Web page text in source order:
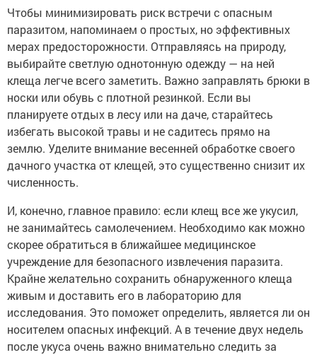
Чтобы минимизировать риск встречи с опасным
паразитом, напоминаем о простых, но эффективных
мерах предосторожности. Отправляясь на природу,
выбирайте светлую однотонную одежду — на ней
клеща легче всего заметить. Важно заправлять брюки в
носки или обувь с плотной резинкой. Если вы
планируете отдых в лесу или на даче, старайтесь
избегать высокой травы и не садитесь прямо на
землю. Уделите внимание весенней обработке своего
дачного участка от клещей, это существенно снизит их
численность.
И, конечно, главное правило: если клещ все же укусил,
не занимайтесь самолечением. Необходимо как можно
скорее обратиться в ближайшее медицинское
учреждение для безопасного извлечения паразита.
Крайне желательно сохранить обнаруженного клеща
живым и доставить его в лабораторию для
исследования. Это поможет определить, является ли он
носителем опасных инфекций. А в течение двух недель
после укуса очень важно внимательно следить за